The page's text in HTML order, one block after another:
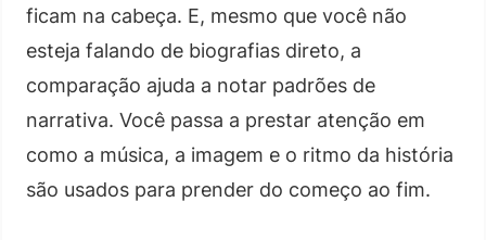
ficam na cabeça. E, mesmo que você não
esteja falando de biografias direto, a
comparação ajuda a notar padrões de
narrativa. Você passa a prestar atenção em
como a música, a imagem e o ritmo da história
são usados para prender do começo ao fim.